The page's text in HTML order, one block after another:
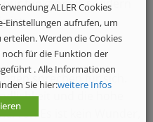
funktionell, sondern
ist.
sprechen für sich.
und die hohe
Es ist kein Wunder,
ALLER Cookies
Einstellungen aufrufen, um
Werden die Cookies
für die Funktion der
. Alle Informationen
Sie hier:weitere Infos